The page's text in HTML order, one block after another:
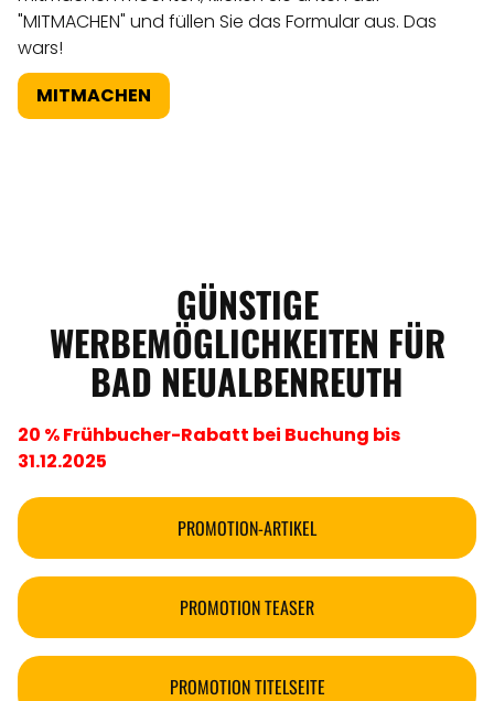
"MITMACHEN" und füllen Sie das Formular aus. Das
wars!
MITMACHEN
GÜNSTIGE
WERBEMÖGLICHKEITEN FÜR
BAD NEUALBENREUTH
20 % Frühbucher-Rabatt bei Buchung bis
31.12.2025
PROMOTION-ARTIKEL
PROMOTION TEASER
PROMOTION TITELSEITE